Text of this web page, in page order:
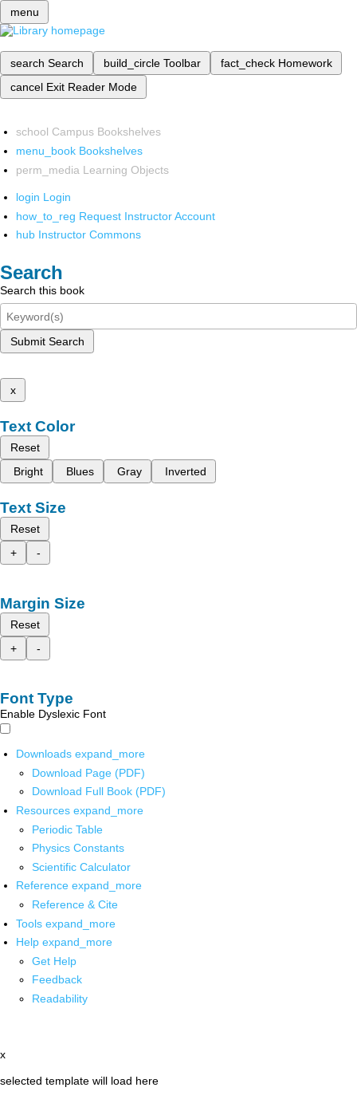
menu
search Search build_circle Toolbar fact_check Homework
cancel Exit Reader Mode
school Campus Bookshelves
menu_book Bookshelves
perm_media Learning Objects
login Login
how_to_reg Request Instructor Account
hub Instructor Commons
Search
Search this book
Submit Search
x
Text Color
Reset
Bright
Blues Gray Inverted
Text Size
Reset
+
-
Margin Size
Reset
+
-
Font Type
Enable Dyslexic Font
Downloads expand_more
Download Page (PDF)
Download Full Book (PDF)
Resources expand_more
Periodic Table
Physics Constants
Scientific Calculator
Reference expand_more
Reference & Cite
Tools expand_more
Help expand_more
Get Help
Feedback
Readability
x
selected template will load here